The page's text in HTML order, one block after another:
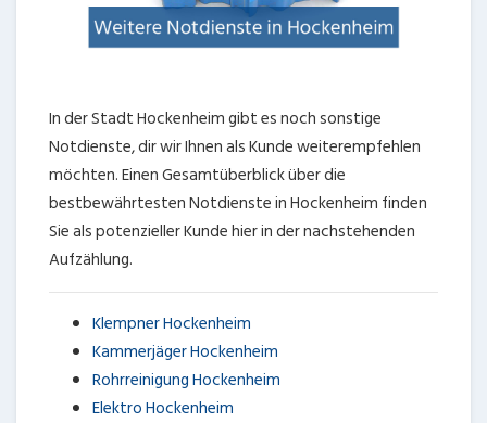
In der Stadt Hockenheim gibt es noch sonstige
Notdienste, dir wir Ihnen als Kunde weiterempfehlen
möchten. Einen Gesamtüberblick über die
bestbewährtesten Notdienste in Hockenheim finden
Sie als potenzieller Kunde hier in der nachstehenden
Aufzählung.
Klempner Hockenheim
Kammerjäger Hockenheim
Rohrreinigung Hockenheim
Elektro Hockenheim